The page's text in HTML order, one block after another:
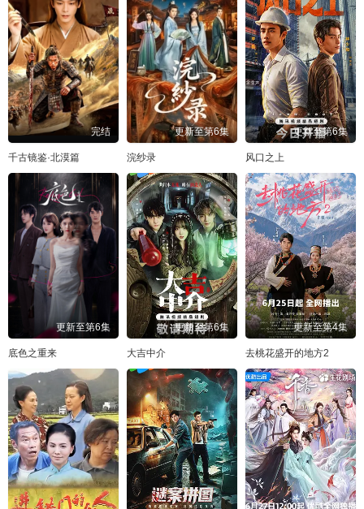
完结
千古镜鉴·北漠篇
更新至第6集
浣纱录
更新至第6集
风口之上
更新至第6集
底色之重来
更新至第6集
大吉中介
更新至第4集
去桃花盛开的地方2